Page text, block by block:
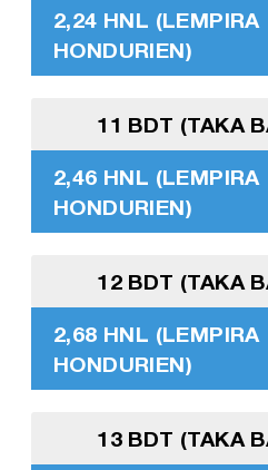
2,24 HNL (LEMPIRA
HONDURIEN)
11 BDT (TAKA
2,46 HNL (LEMPIRA
HONDURIEN)
12 BDT (TAKA
2,68 HNL (LEMPIRA
HONDURIEN)
13 BDT (TAKA